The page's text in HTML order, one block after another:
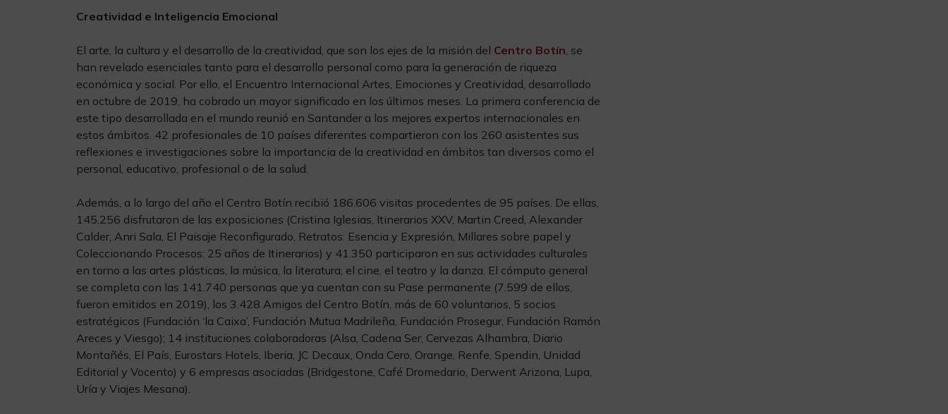
Creatividad e Inteligencia Emocional
El arte, la cultura y el desarrollo de la creatividad, que son los ejes de la misión del Centro Botín , se
han revelado esenciales tanto para el desarrollo personal como para la generación de riqueza
económica y social. Por ello, el Encuentro Internacional Artes, Emociones y Creatividad, desarrollado
en octubre de 2019, ha cobrado un mayor significado en los últimos meses. La primera conferencia de
este tipo desarrollada en el mundo reunió en Santander a los mejores expertos internacionales en
estos ámbitos. 42 profesionales de 10 países diferentes compartieron con los 260 asistentes sus
reflexiones e investigaciones sobre la importancia de la creatividad en ámbitos tan diversos como el
personal, educativo, profesional o de la salud.
Además, a lo largo del año el Centro Botín recibió 186.606 visitas procedentes de 95 países. De ellas,
145.256 disfrutaron de las exposiciones (Cristina Iglesias, Itinerarios XXV, Martin Creed, Alexander
Calder, Anri Sala, El Paisaje Reconfigurado, Retratos: Esencia y Expresión, Millares sobre papel y
Coleccionando Procesos: 25 años de Itinerarios) y 41.350 participaron en sus actividades culturales
en torno a las artes plásticas, la música, la literatura, el cine, el teatro y la danza. El cómputo general
se completa con las 141.740 personas que ya cuentan con su Pase permanente (7.599 de ellos,
fueron emitidos en 2019), los 3.428 Amigos del Centro Botín, más de 60 voluntarios, 5 socios
estratégicos (Fundación ‘la Caixa’, Fundación Mutua Madrileña, Fundación Prosegur, Fundación Ramón
Areces y Viesgo); 14 instituciones colaboradoras (Alsa, Cadena Ser, Cervezas Alhambra, Diario
Montañés, El País, Eurostars Hotels, Iberia, JC Decaux, Onda Cero, Orange, Renfe, Spendin, Unidad
Editorial y Vocento) y 6 empresas asociadas (Bridgestone, Café Dromedario, Derwent Arizona, Lupa,
Uría y Viajes Mesana).